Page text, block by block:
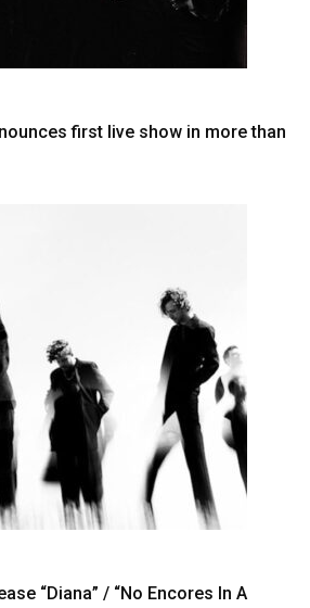
first live show in more than
“Diana” / “No Encores In A